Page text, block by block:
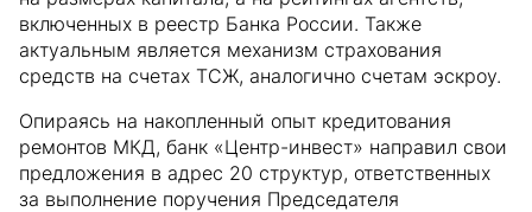
включенных в реестр Банка России. Также
актуальным является механизм страхования
средств на счетах ТСЖ, аналогично счетам эскроу.
Опираясь на накопленный опыт кредитования
ремонтов МКД, банк «Центр-инвест» направил свои
предложения в адрес 20 структур, ответственных
за выполнение поручения Председателя